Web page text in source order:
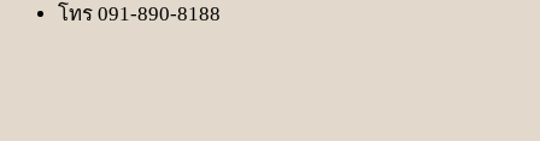
โทร 091-890-8188